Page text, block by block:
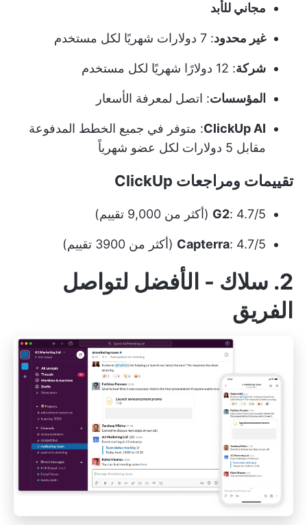
مجاني للأبد
غير محدود: 7 دولارات شهريًا لكل مستخدم
شركة: 12 دولارًا شهريًا لكل مستخدم
المؤسسات: اتصل لمعرفة الأسعار
ClickUp AI: متوفر في جميع الخطط المدفوعة
مقابل 5 دولارات لكل عضو شهرياً
تقييمات ومراجعات ClickUp
G2: 4.7/5 (أكثر من 9,000 تقييم)
Capterra: 4.7/5 (أكثر من 3900 تقييم)
2. سلاك - الأفضل لتواصل
الفريق